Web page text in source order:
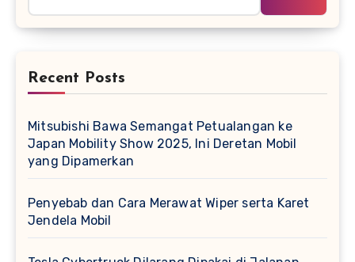
Recent Posts
Mitsubishi Bawa Semangat Petualangan ke
Japan Mobility Show 2025, Ini Deretan Mobil
yang Dipamerkan
Penyebab dan Cara Merawat Wiper serta Karet
Jendela Mobil